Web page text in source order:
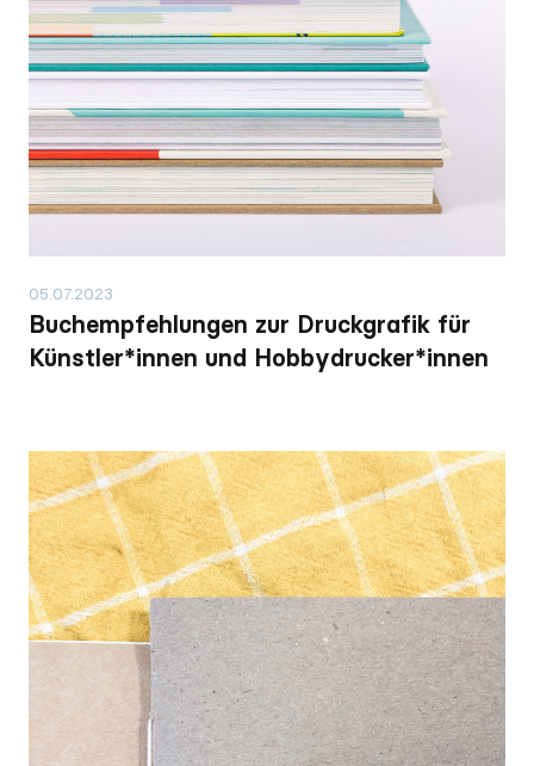
05.07.2023
Buchempfehlungen zur Druckgrafik für
Künstler*innen und Hobbydrucker*innen